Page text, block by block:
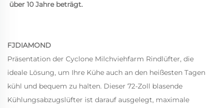
über 10 Jahre beträgt.
FJDIAMOND
Präsentation der Cyclone Milchviehfarm Rindlüfter, die
ideale Lösung, um Ihre Kühe auch an den heißesten Tagen
kühl und bequem zu halten. Dieser 72-Zoll blasende
Kühlungsabzugslüfter ist darauf ausgelegt, maximale